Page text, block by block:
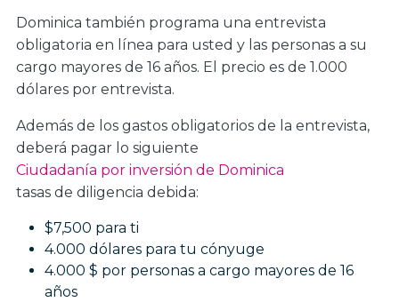
Dominica también programa una entrevista
obligatoria en línea para usted y las personas a su
cargo mayores de 16 años. El precio es de 1.000
dólares por entrevista.
Además de los gastos obligatorios de la entrevista,
deberá pagar lo siguiente
Ciudadanía por inversión de Dominica
tasas de diligencia debida:
$7,500 para ti
4.000 dólares para tu cónyuge
4.000 $ por personas a cargo mayores de 16
años